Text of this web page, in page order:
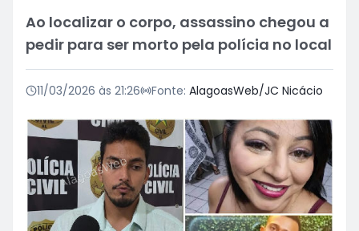
Ao localizar o corpo, assassino chegou a
pedir para ser morto pela polícia no local
11/03/2026 às 21:26 Fonte: AlagoasWeb/JC Nicácio